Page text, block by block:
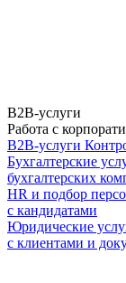
B2B-услуги
Работа с
B2B-услуги
Бухгалтерские
бухгалтерских
HR и подбор
с кандидатами
Юридические
с клиентами и